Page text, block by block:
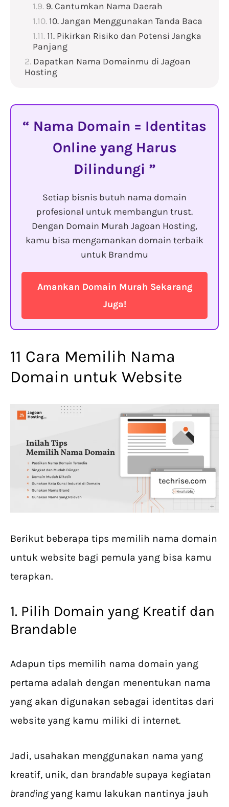
9. Cantumkan Nama Daerah
10. Jangan Menggunakan Tanda Baca
11. Pikirkan Risiko dan Potensi Jangka
Panjang
Dapatkan Nama Domainmu di Jagoan
Hosting
Nama Domain = Identitas
Online yang Harus
Dilindungi
Setiap bisnis butuh nama domain
profesional untuk membangun trust.
Dengan Domain Murah Jagoan Hosting,
kamu bisa mengamankan domain terbaik
untuk Brandmu
Amankan Domain Murah Sekarang
Juga!
11 Cara Memilih Nama
Domain untuk Website
Berikut beberapa tips memilih nama domain
untuk website bagi pemula yang bisa kamu
terapkan.
1. Pilih Domain yang Kreatif dan
Brandable
Adapun tips memilih nama domain yang
pertama adalah dengan menentukan nama
yang akan digunakan sebagai identitas dari
website yang kamu miliki di internet.
Jadi, usahakan menggunakan nama yang
kreatif, unik, dan brandable supaya kegiatan
brandingyang kamu lakukan nantinya jauh